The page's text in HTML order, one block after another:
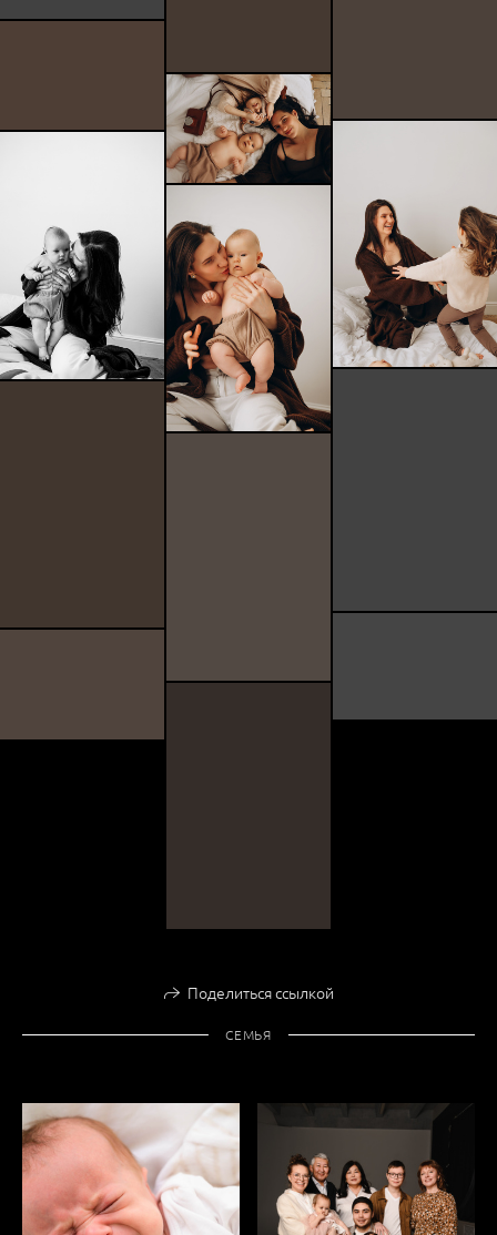
Поделиться ссылкой
СЕМЬЯ